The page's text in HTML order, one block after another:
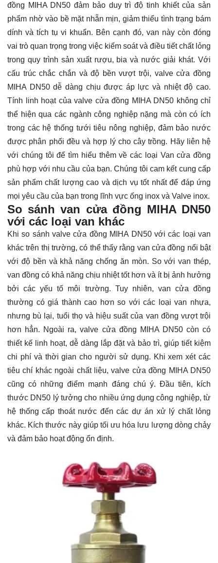
đồng MIHA DN50 đảm bảo duy trì độ tinh khiết của sản
phẩm nhờ vào bề mặt nhẵn mịn, giảm thiểu tình trạng bám
dính và tích tụ vi khuẩn. Bên cạnh đó, van này còn đóng
vai trò quan trọng trong việc kiểm soát và điều tiết chất lỏng
trong quy trình sản xuất rượu, bia và nước giải khát. Với
cấu trúc chắc chắn và độ bền vượt trội, valve cửa đồng
MIHA DN50 dễ dàng chịu được áp lực và nhiệt độ cao.
Tính linh hoạt của valve cửa đồng MIHA DN50 không chỉ
thể hiện qua các ngành công nghiệp nặng mà còn có ích
trong các hệ thống tưới tiêu nông nghiệp, đảm bảo nước
được phân phối đều và hợp lý cho cây trồng. Hãy liên hệ
với chúng tôi để tìm hiểu thêm về các loại Van cửa đồng
phù hợp với nhu cầu của bạn. Chúng tôi cam kết cung cấp
sản phẩm chất lượng cao và dịch vụ tốt nhất để đáp ứng
mọi yêu cầu của bạn trong lĩnh vực ống inox và Valve inox.
So sánh van cửa đồng MIHA DN50
với các loại van khác
Khi so sánh valve cửa đồng MIHA DN50 với các loại van
khác trên thị trường, có thể thấy rằng van cửa đồng nổi bật
với độ bền và khả năng chống ăn mòn. So với van thép,
van đồng có khả năng chịu nhiệt tốt hơn và ít bị ảnh hưởng
bởi các yếu tố môi trường. Tuy nhiên, van cửa đồng
thường có giá thành cao hơn so với các loại van nhựa,
nhưng bù lại, tuổi thọ và hiệu suất của van đồng vượt trội
hơn hẳn. Ngoài ra, valve cửa đồng MIHA DN50 còn có
thiết kế linh hoạt, dễ dàng lắp đặt và bảo trì, giúp tiết kiệm
chi phí và thời gian cho người sử dụng. Khi xem xét các
tiêu chí khác ngoài chất liệu, valve cửa đồng MIHA DN50
cũng có những điểm mạnh đáng chú ý. Đầu tiên, kích
thước DN50 lý tưởng cho nhiều ứng dụng công nghiệp, từ
hệ thống cấp thoát nước đến các dự án xử lý chất lỏng
khác. Kích thước này giúp tối ưu hóa lưu lượng dòng chảy
và đảm bảo hoạt động ổn định.